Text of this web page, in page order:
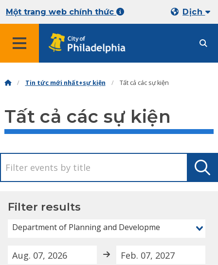
Một trang web chính thức Dịch
Tin tức mới nhất+sự kiện Tất cả các sự kiện
Tất cả các sự kiện
Filter results
Department of Planning and Development